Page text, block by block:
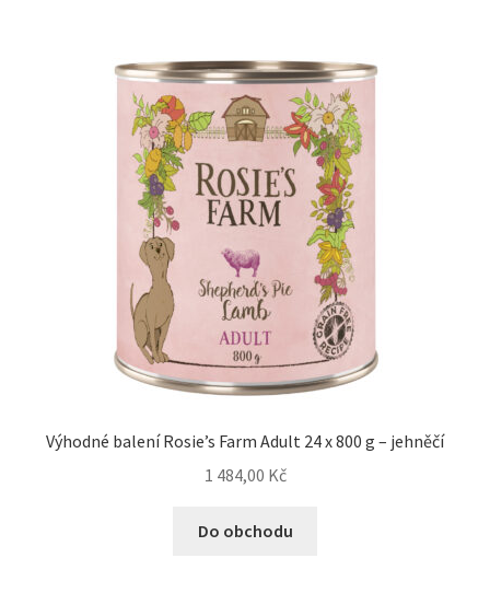
Výhodné balení Rosie’s Farm Adult 24 x 800 g – jehněčí
1 484,00 Kč
Do obchodu